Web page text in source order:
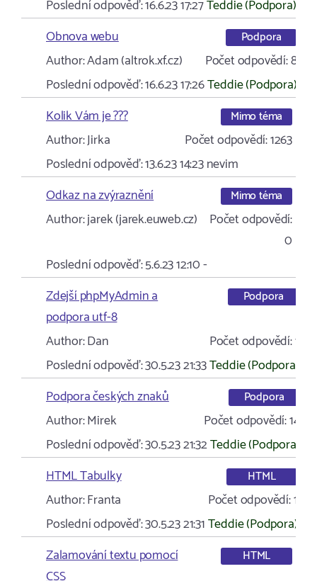
Poslední odpověď:16.6.23 17:27Teddie (Podpora)
Obnova webu
Podpora
Author:Adam (altrok.xf.cz) Počet odpovědí:8
Poslední odpověď:16.6.23 17:26Teddie (Podpora)
Kolik Vám je ???
Mimo téma
Author:Jirka Počet odpovědí:1263
Poslední odpověď:13.6.23 14:23nevim
Odkaz na zvýraznění
Mimo téma
Author:jarek (jarek.euweb.cz)
Počet odpovědí:
0
Poslední odpověď:5.6.23 12:10-
Zdejší phpMyAdmin a
podpora utf-8
Podpora
Author:Dan Počet odpovědí:1
Poslední odpověď:30.5.23 21:33Teddie (Podpora)
Podpora českých znaků
Podpora
Author:Mirek Počet odpovědí:14
Poslední odpověď:30.5.23 21:32Teddie (Podpora)
HTML Tabulky
HTML
Author:Franta Počet odpovědí:1
Poslední odpověď:30.5.23 21:31Teddie (Podpora)
Zalamování textu pomocí
CSS
HTML